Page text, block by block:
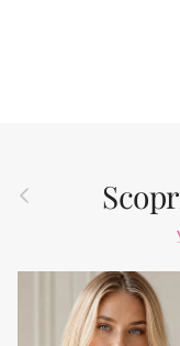
Indietro